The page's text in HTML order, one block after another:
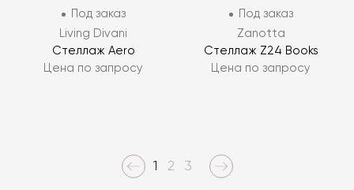
Под заказ
Living Divani
Стеллаж Aero
Цена по запросу
Под заказ
Zanotta
Стеллаж Z24 Books
Цена по запросу
1 2 3